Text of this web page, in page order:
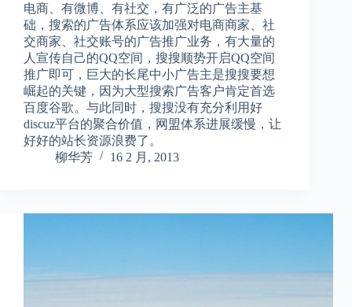
电商、有微博、有社交，有广泛的广告主基
础，搜索的广告体系应该加强对电商商家、社
交商家、社交账号的广告推广业务，有大量的
人宣传自己的QQ空间，搜搜顺势开启QQ空间
推广即可，巨大的长尾中小广告主是搜搜要想
崛起的关键，因为大型搜索广告客户肯定首选
百度谷歌。与此同时，搜搜没有充分利用好
discuz平台的聚合价值，网盟体系进展缓慢，让
好好的站长资源浪费了。
柳华芳
16 2 月, 2013